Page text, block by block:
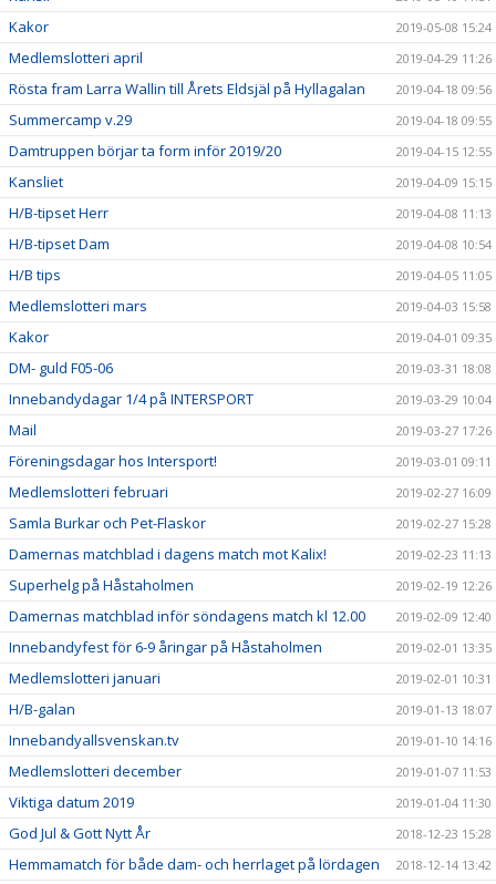
Kakor 2019-05-08 15:24
Medlemslotteri april 2019-04-29 11:26
Rösta fram Larra Wallin till Årets Eldsjäl på Hyllagalan 2019-04-18 09:56
Summercamp v.29 2019-04-18 09:55
Damtruppen börjar ta form inför 2019/20 2019-04-15 12:55
Kansliet 2019-04-09 15:15
H/B-tipset Herr 2019-04-08 11:13
H/B-tipset Dam 2019-04-08 10:54
H/B tips 2019-04-05 11:05
Medlemslotteri mars 2019-04-03 15:58
Kakor 2019-04-01 09:35
DM- guld F05-06 2019-03-31 18:08
Innebandydagar 1/4 på INTERSPORT 2019-03-29 10:04
Mail 2019-03-27 17:26
Föreningsdagar hos Intersport! 2019-03-01 09:11
Medlemslotteri februari 2019-02-27 16:09
Samla Burkar och Pet-Flaskor 2019-02-27 15:28
Damernas matchblad i dagens match mot Kalix! 2019-02-23 11:13
Superhelg på Håstaholmen 2019-02-19 12:26
Damernas matchblad inför söndagens match kl 12.00 2019-02-09 12:40
Innebandyfest för 6-9 åringar på Håstaholmen 2019-02-01 13:35
Medlemslotteri januari 2019-02-01 10:31
H/B-galan 2019-01-13 18:07
Innebandyallsvenskan.tv 2019-01-10 14:16
Medlemslotteri december 2019-01-07 11:53
Viktiga datum 2019 2019-01-04 11:30
God Jul & Gott Nytt År 2018-12-23 15:28
Hemmamatch för både dam- och herrlaget på lördagen 2018-12-14 13:42